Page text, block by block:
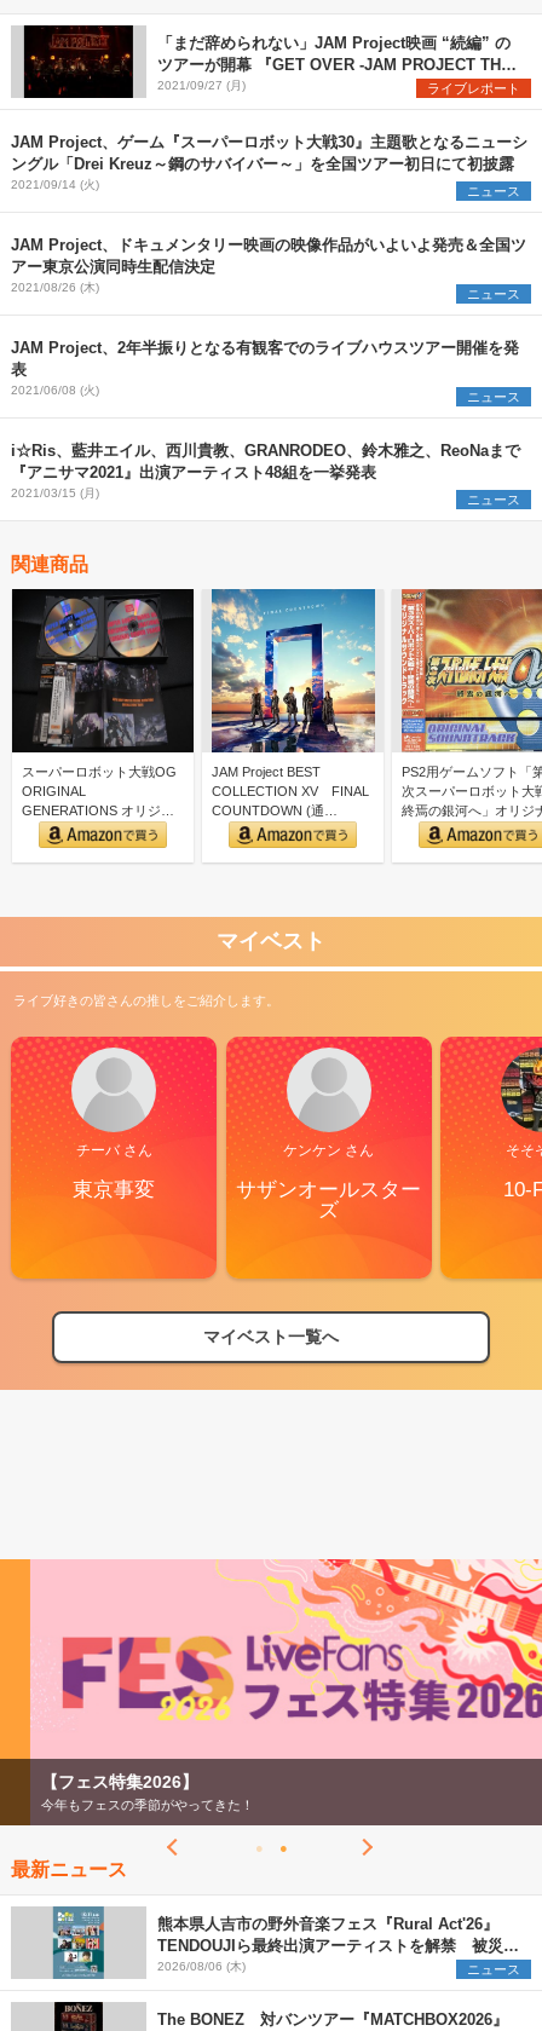
「まだ辞められない」JAM Project映画 “続編” の
ツアーが開幕 『GET OVER -JAM PROJECT THE
LIVE-』東京・生配信ライブレポ
2021/09/27 (月) ライブレポート
JAM Project、ゲーム『スーパーロボット大戦30』主題歌となるニューシ
ングル「Drei Kreuz～鋼のサバイバー～」を全国ツアー初日にて初披露
2021/09/14 (火) ニュース
JAM Project、ドキュメンタリー映画の映像作品がいよいよ発売＆全国ツ
アー東京公演同時生配信決定
2021/08/26 (木) ニュース
JAM Project、2年半振りとなる有観客でのライブハウスツアー開催を発
表
2021/06/08 (火) ニュース
i☆Ris、藍井エイル、西川貴教、GRANRODEO、鈴木雅之、ReoNaまで
『アニサマ2021』出演アーティスト48組を一挙発表
2021/03/15 (月) ニュース
関連商品
スーパーロボット大戦OG
ORIGINAL
GENERATIONS オリジナ
ルサウンドトラック
JAM Project BEST
COLLECTION XV FINAL
COUNTDOWN (通…
PS2用ゲームソフト「
次スーパーロボット大
終焉の銀河へ」オリジ
サウンドトラック
マイベスト
ライブ好きの皆さんの推しをご紹介します。
チーバ さん
東京事変
ケンケン さん
サザンオールスター
ズ
そそ
10-
マイベスト一覧へ
【フェス特集2026】
今年もフェスの季節がやってきた！
最新ニュース
熊本県人吉市の野外音楽フェス『Rural Act'26』
TENDOUJIら最終出演アーティストを解禁 被災地
支援プロジェクトの始動も発表
2026/08/06 (木) ニュース
The BONEZ 対バンツアー『MATCHBOX2026』